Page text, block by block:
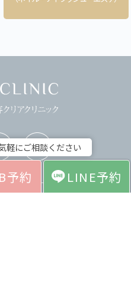
軽にご相談ください
予約 LINE予約